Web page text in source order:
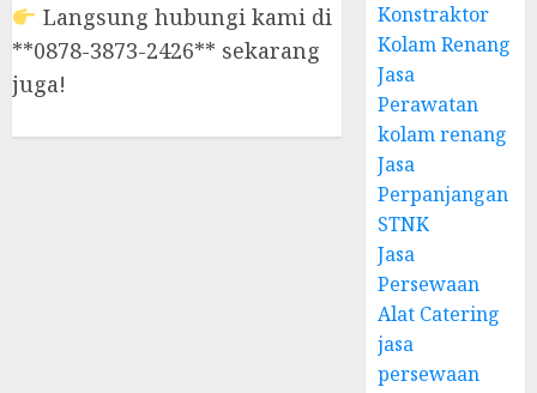
Langsung hubungi kami di
**0878-3873-2426** sekarang
juga!
Konstraktor
Kolam Renang
Jasa
Perawatan
kolam renang
Jasa
Perpanjangan
STNK
Jasa
Persewaan
Alat Catering
jasa
persewaan